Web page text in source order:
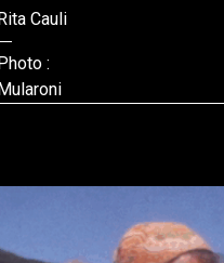
Cauli
: